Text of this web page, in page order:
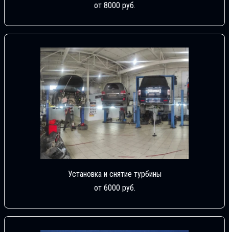
от 8000 руб.
Установка и снятие турбины
от 6000 руб.